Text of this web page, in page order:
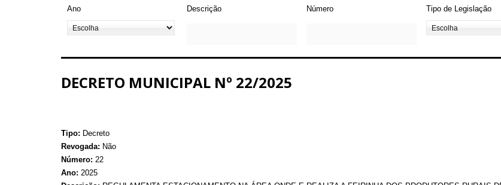
Ano Descrição Número Tipo de Legislação
DECRETO MUNICIPAL Nº 22/2025
Tipo: Decreto
Revogada: Não
Número: 22
Ano: 2025